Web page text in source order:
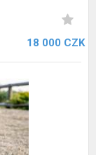
18 000 CZK